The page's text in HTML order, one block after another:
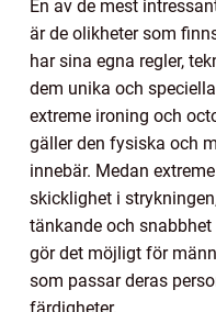
En av de mest
är de olikheter som
har sina egna regler,
dem unika och
extreme ironing och
gäller den fysiska och
innebär. Medan
skicklighet i
tänkande och
gör det möjligt för
som passar deras